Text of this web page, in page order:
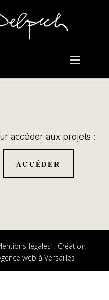
accéder aux projets :
légales - Création
web à Versailles